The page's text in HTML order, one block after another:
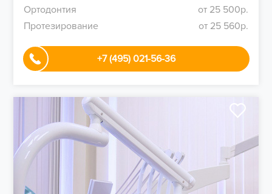
Ортодонтия
от 25 500р.
Протезирование
от 25 560р.
+7 (495) 021-56-36